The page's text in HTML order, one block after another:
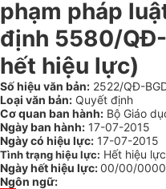
phạm pháp
định 5580/
hết hiệu lực)
Số hiệu văn bản: 2522/QĐ-
Loại văn bản: Quyết định
Cơ quan ban hành: Bộ Giáo
Ngày ban hành: 17-07-2015
Ngày có hiệu lực: 17-07-2015
Tình trạng hiệu lực: Hết hiệu lực
Ngày hết hiệu lực:00/00/0000
Ngôn ngữ: